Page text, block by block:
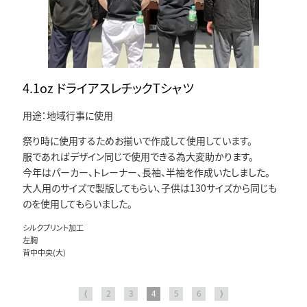
4.1oz ドライアスレチックTシャツ
用途：地域行事に使用
祭り時に使用するためお揃いで作成して使用しています。
服であればデザイン同じで使用できる為大変助かります。
今年はパーカー、トレーナー、長袖、半袖を作成いたしました。
大人用のサイズで製版してもらい、子供は130サイズから同じも
のを使用してもらいました。
シルクプリント加工
左胸
背中中央(大)
⟨ 2 3 4 5 6 ⟩